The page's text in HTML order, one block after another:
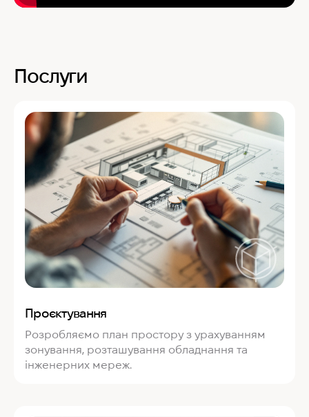
Послуги
Проєктування
Розробляємо план простору з урахуванням
зонування, розташування обладнання та
інженерних мереж.